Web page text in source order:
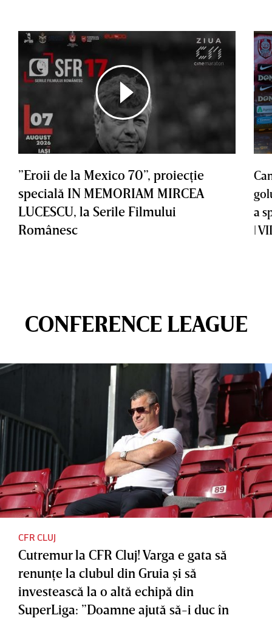
”Eroii de la Mexico 70”, proiecţie
specială IN MEMORIAM MIRCEA
LUCESCU, la Serile Filmului
Românesc
a
|
CONFERENCE LEAGUE
CFR CLUJ
Cutremur la CFR Cluj! Varga e gata să
renunţe la clubul din Gruia şi să
investească la o altă echipă din
SuperLiga: ”Doamne ajută să-i duc în